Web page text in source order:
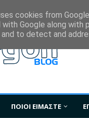
ΠΟΙΟΙ ΕΙΜΑΣΤΕ
cookies from
with Google along
to detect and